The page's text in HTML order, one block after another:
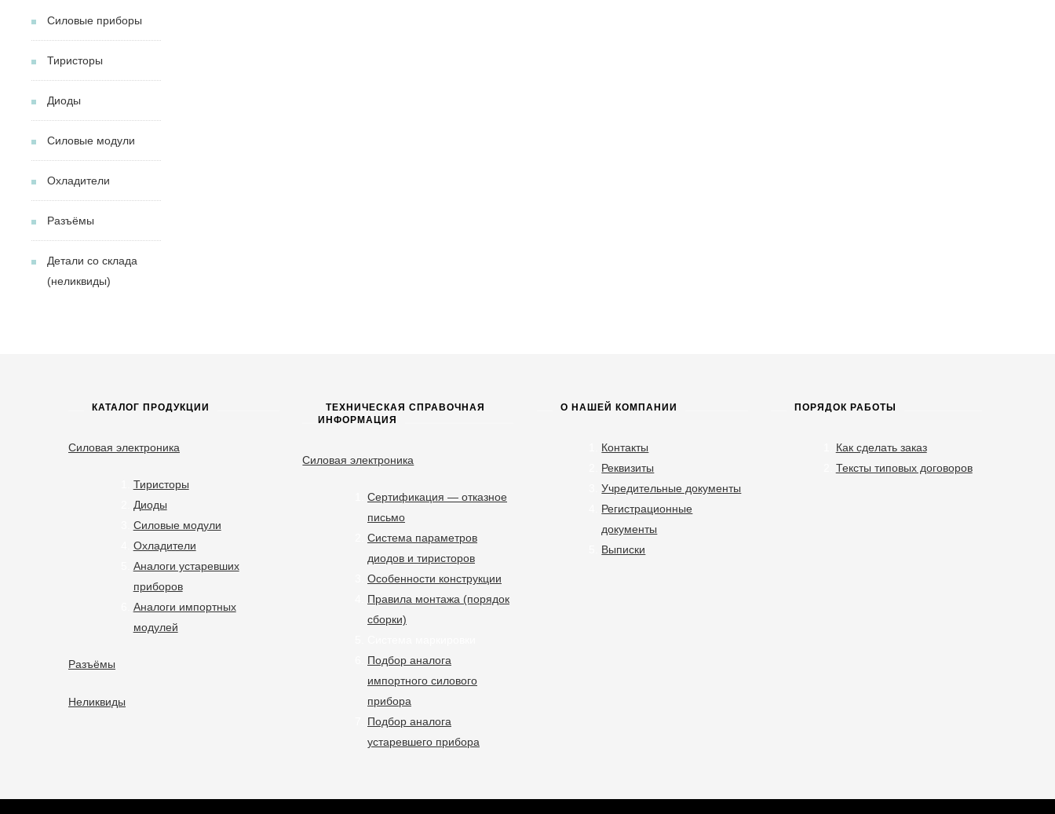
Силовые приборы
Тиристоры
Диоды
Силовые модули
Охладители
Разъёмы
Детали со склада
(неликвиды)
КАТАЛОГ ПРОДУКЦИИ
Силовая электроника
Тиристоры
Диоды
Силовые модули
Охладители
Аналоги устаревших
приборов
Аналоги импортных
модулей
Разъёмы
Неликвиды
ТЕХНИЧЕСКАЯ СПРАВОЧНАЯ
ИНФОРМАЦИЯ
Силовая электроника
Сертификация — отказное
письмо
Система параметров
диодов и тиристоров
Особенности конструкции
Правила монтажа (порядок
сборки)
Подбор аналога
импортного силового
прибора
Подбор аналога
устаревшего прибора
О НАШЕЙ КОМПАНИИ
Контакты
Реквизиты
Учредительные документы
Регистрационные
документы
Выписки
ПОРЯДОК РАБОТЫ
Как сделать заказ
Тексты типовых договоров